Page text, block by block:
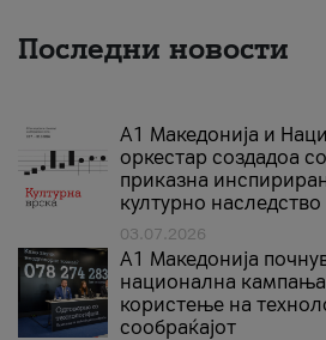
Последни новости
А1 Македонија и
оркестар создадоа
приказна
културно наследство
03.07.2026
A1 Македонија
национална
користење на
сообраќајот